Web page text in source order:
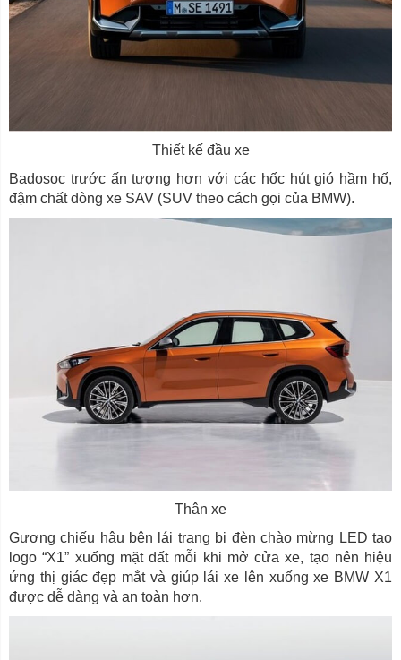
Thiết kế đầu xe
Badosoc trước ấn tượng hơn với các hốc hút gió hầm hố,
đậm chất dòng xe SAV (SUV theo cách gọi của BMW).
Thân xe
Gương chiếu hậu bên lái trang bị đèn chào mừng LED tạo
logo “X1” xuống mặt đất mỗi khi mở cửa xe, tạo nên hiệu
ứng thị giác đẹp mắt và giúp lái xe lên xuống xe BMW X1
được dễ dàng và an toàn hơn.